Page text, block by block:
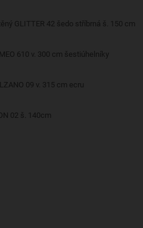
GLITTER 42 šedo stříbrná š. 150 cm
610 v. 300 cm šestiúhelníky
Dekorační látka BOLZANO 09 v. 315 cm ecru
02 š. 140cm